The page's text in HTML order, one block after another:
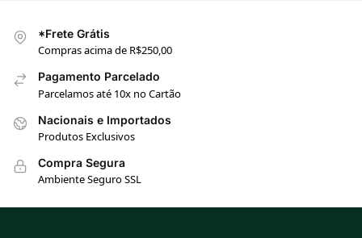
*Frete Grátis
Compras acima de R$250,00
Pagamento Parcelado
Parcelamos até 10x no Cartão
Nacionais e Importados
Produtos Exclusivos
Compra Segura
Ambiente Seguro SSL